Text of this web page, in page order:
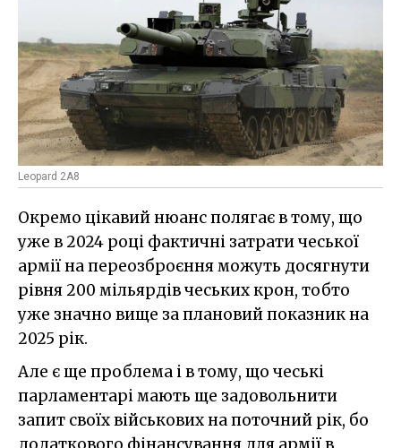
Leopard 2A8
Окремо цікавий нюанс полягає в тому, що
уже в 2024 році фактичні затрати чеської
армії на переозброєння можуть досягнути
рівня 200 мільярдів чеських крон, тобто
уже значно вище за плановий показник на
2025 рік.
Але є ще проблема і в тому, що чеські
парламентарі мають ще задовольнити
запит своїх військових на поточний рік, бо